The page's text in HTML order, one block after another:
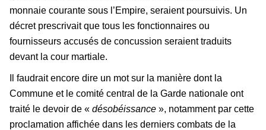
monnaie courante sous l’Empire, seraient poursuivis. Un
décret prescrivait que tous les fonctionnaires ou
fournisseurs accusés de concussion seraient traduits
devant la cour martiale.
Il faudrait encore dire un mot sur la manière dont la
Commune et le comité central de la Garde nationale ont
traité le devoir de « désobéissance », notamment par cette
proclamation affichée dans les derniers combats de la